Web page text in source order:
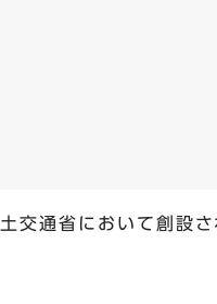
交通省において創設